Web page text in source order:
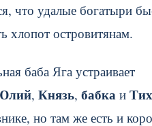
что удалые богатыри
хлопот островитянам.
баба Яга устраивает
, Князь, бабка и
но там же есть и